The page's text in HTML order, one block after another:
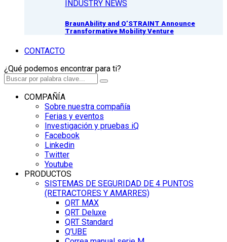
INDUSTRY NEWS
BraunAbility and Q’STRAINT Announce
Transformative Mobility Venture
CONTACTO
¿Qué podemos encontrar para ti?
COMPAÑÍA
Sobre nuestra compañía
Ferias y eventos
Investigación y pruebas iQ
Facebook
Linkedin
Twitter
Youtube
PRODUCTOS
SISTEMAS DE SEGURIDAD DE 4 PUNTOS
(RETRACTORES Y AMARRES)
QRT MAX
QRT Deluxe
QRT Standard
Q’UBE